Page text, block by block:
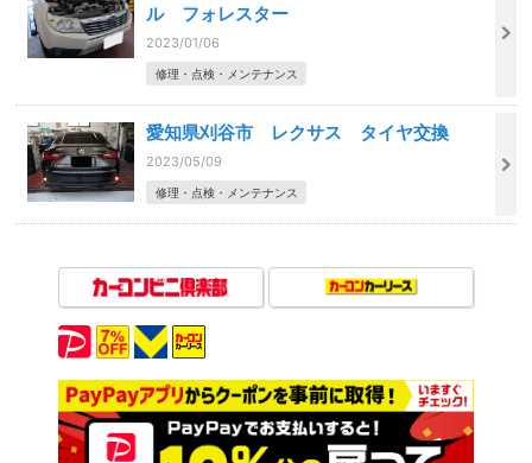
ル フォレスター
2023/01/06
修理・点検・メンテナンス
愛知県刈谷市 レクサス タイヤ交換
2023/05/09
修理・点検・メンテナンス